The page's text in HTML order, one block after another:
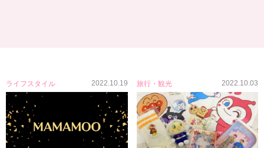
ライフスタイル 2022.10.19 旅行・観光 2022.10.03